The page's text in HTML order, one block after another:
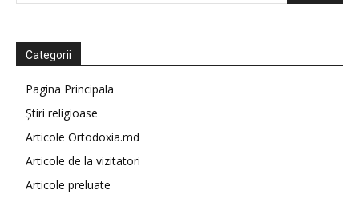
Categorii
Pagina Principala
Știri religioase
Articole Ortodoxia.md
Articole de la vizitatori
Articole preluate